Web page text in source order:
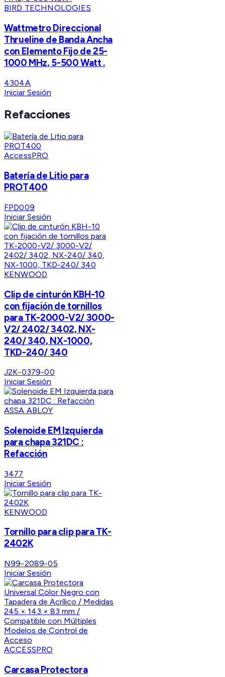
BIRD TECHNOLOGIES
Wattmetro Direccional
Thrueline de Banda Ancha
con Elemento Fijo de 25-
1000 MHz, 5-500 Watt .
4304A
Iniciar Sesión
Refacciones
AccessPRO
Batería de Litio para
PROT400
FPD009
Iniciar Sesión
KENWOOD
Clip de cinturón KBH-10
con fijación de tornillos
para TK-2000-V2/ 3000-
V2/ 2402/ 3402, NX-
240/ 340, NX-1000,
TKD-240/ 340
J2K-0379-00
Iniciar Sesión
ASSA ABLOY
Solenoide EM Izquierda
para chapa 321DC :
Refacción
3477
Iniciar Sesión
KENWOOD
Tornillo para clip para TK-
2402K
N99-2089-05
Iniciar Sesión
ACCESSPRO
Carcasa Protectora